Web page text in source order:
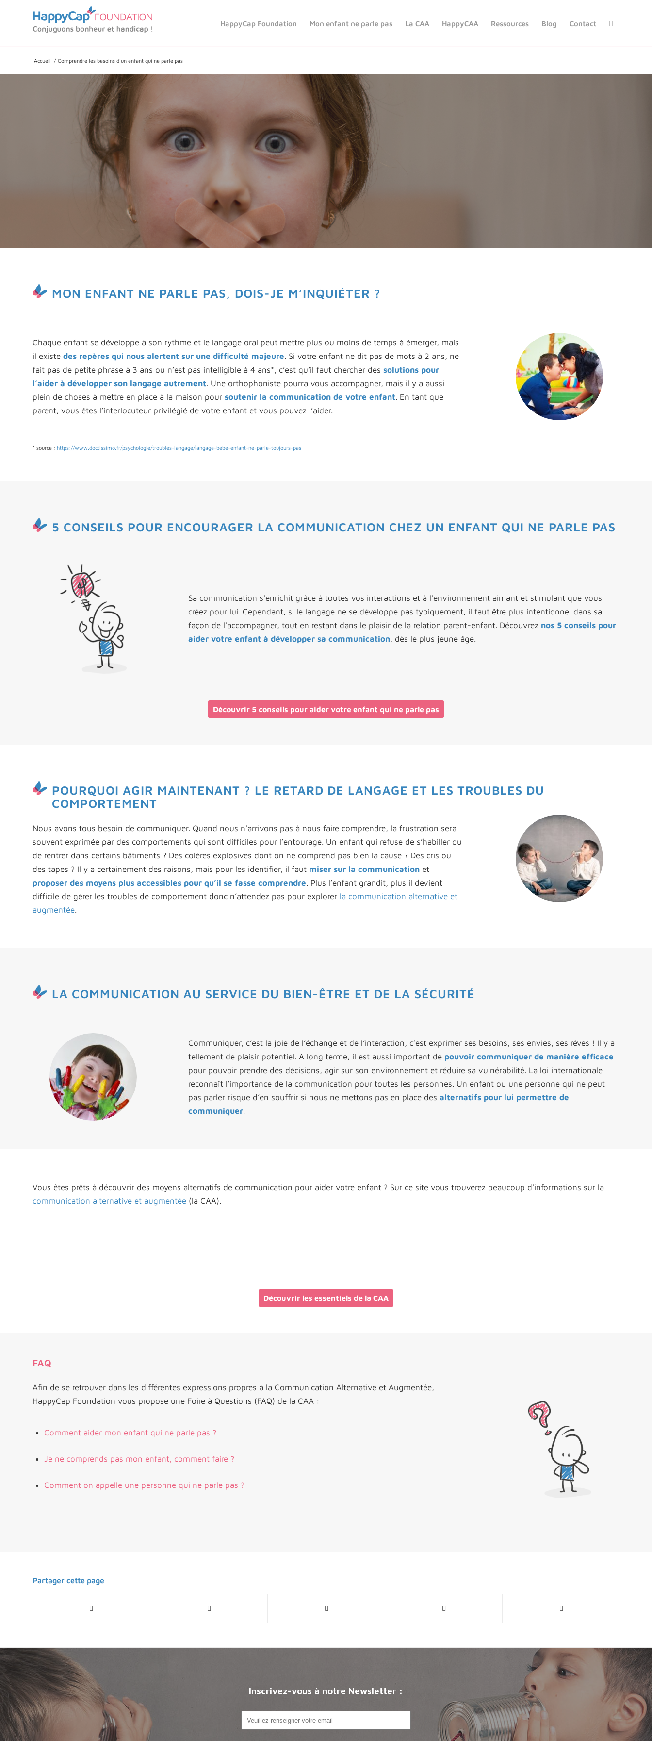
HappyCap Foundation Mon enfant ne parle pas La CAA HappyCAA Ressources Blog Contact
Accueil / Comprendre les besoins d’un enfant qui ne parle pas
COMPRENDRE LES BESOINS DE SON ENFANT QUI NE PARLE
PAS
MON ENFANT NE PARLE PAS, DOIS-JE M’INQUIÉTER ?
Chaque enfant se développe à son rythme et le langage oral peut mettre plus ou moins de temps à émerger, mais
il existe des repères qui nous alertent sur une difficulté majeure. Si votre enfant ne dit pas de mots à 2 ans, ne
fait pas de petite phrase à 3 ans ou n’est pas intelligible à 4 ans*, c’est qu’il faut chercher des solutions pour
l’aider à développer son langage autrement. Une orthophoniste pourra vous accompagner, mais il y a aussi
plein de choses à mettre en place à la maison pour soutenir la communication de votre enfant. En tant que
parent, vous êtes l’interlocuteur privilégié de votre enfant et vous pouvez l’aider.
* source : https://www.doctissimo.fr/psychologie/troubles-langage/langage-bebe-enfant-ne-parle-toujours-pas
5 CONSEILS POUR ENCOURAGER LA COMMUNICATION CHEZ UN ENFANT QUI NE PARLE PAS
Sa communication s’enrichit grâce à toutes vos interactions et à l’environnement aimant et stimulant que vous
créez pour lui. Cependant, si le langage ne se développe pas typiquement, il faut être plus intentionnel dans sa
façon de l’accompagner, tout en restant dans le plaisir de la relation parent-enfant. Découvrez nos 5 conseils pour
aider votre enfant à développer sa communication, dès le plus jeune âge.
Découvrir 5 conseils pour aider votre enfant qui ne parle pas
POURQUOI AGIR MAINTENANT ? LE RETARD DE LANGAGE ET LES TROUBLES DU
COMPORTEMENT
Nous avons tous besoin de communiquer. Quand nous n’arrivons pas à nous faire comprendre, la frustration sera
souvent exprimée par des comportements qui sont difficiles pour l’entourage. Un enfant qui refuse de s’habiller ou
de rentrer dans certains bâtiments ? Des colères explosives dont on ne comprend pas bien la cause ? Des cris ou
des tapes ? Il y a certainement des raisons, mais pour les identifier, il faut miser sur la communication et
proposer des moyens plus accessibles pour qu’il se fasse comprendre. Plus l’enfant grandit, plus il devient
difficile de gérer les troubles de comportement donc n’attendez pas pour explorer la communication alternative et
augmentée.
LA COMMUNICATION AU SERVICE DU BIEN-ÊTRE ET DE LA SÉCURITÉ
Communiquer, c’est la joie de l’échange et de l’interaction, c’est exprimer ses besoins, ses envies, ses rêves ! Il y a
tellement de plaisir potentiel. A long terme, il est aussi important de pouvoir communiquer de manière efficace
pour pouvoir prendre des décisions, agir sur son environnement et réduire sa vulnérabilité. La loi internationale
reconnaît l’importance de la communication pour toutes les personnes. Un enfant ou une personne qui ne peut
pas parler risque d’en souffrir si nous ne mettons pas en place des alternatifs pour lui permettre de
communiquer.
Vous êtes prêts à découvrir des moyens alternatifs de communication pour aider votre enfant ? Sur ce site vous trouverez beaucoup d’informations sur la
communication alternative et augmentée (la CAA).
Découvrir les essentiels de la CAA
FAQ
Afin de se retrouver dans les différentes expressions propres à la Communication Alternative et Augmentée,
HappyCap Foundation vous propose une Foire à Questions (FAQ) de la CAA :
Comment aider mon enfant qui ne parle pas ?
Je ne comprends pas mon enfant, comment faire ?
Comment on appelle une personne qui ne parle pas ?
Partager cette page